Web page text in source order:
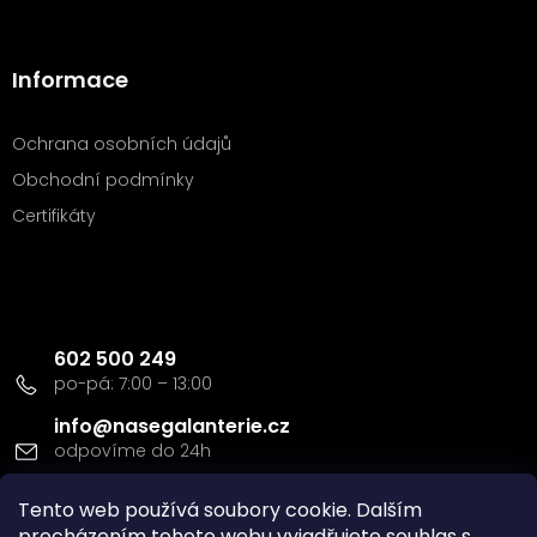
Tento web používá soubory cookie. Dalším
Informace
Ochrana osobních údajů
Obchodní podmínky
Certifikáty
info@nasegalanterie.cz
602 500 249
Doprava a platba